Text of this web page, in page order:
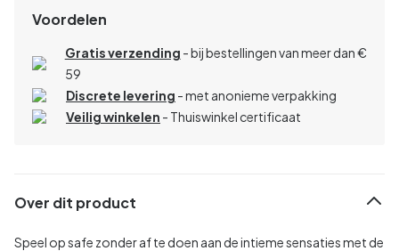
Voordelen
Gratis verzending - bij bestellingen van meer dan €
59
Discrete levering - met anonieme verpakking
Veilig winkelen - Thuiswinkel certificaat
Over dit product
Speel op safe zonder af te doen aan de intieme sensaties met de